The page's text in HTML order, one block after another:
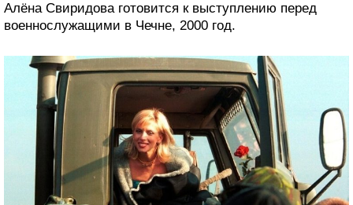
Алёна Свиридова готовится к выступлению перед
военнослужащими в Чечне, 2000 год.